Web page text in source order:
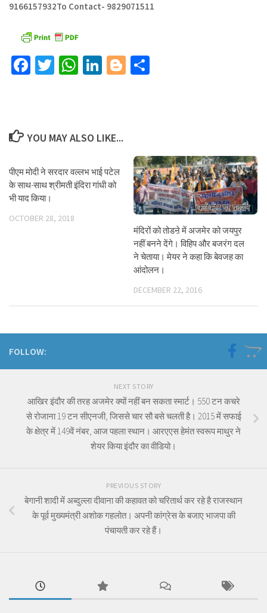
9166157932To Contact- 9829071511
Facebook
TwitterWhatsApp
LinkedIn
Blogger
YOU MAY ALSO LIKE...
पीएम मोदी ने सरदार वल्लभ भाई पटेल
के साथ-साथ श्रीमती इंदिरा गांधी को
भी याद किया।
OCTOBER 28, 2018
मंदिरों को तोडऩे में अजमेर को जयपुर
नहीं बनने देंगे। विहिप और बजरंग दल
ने चेताया। मेयर ने कहा कि बेवजह का
आंदोलन।
DECEMBER 22, 2016
FOLLOW:
NEXT STORY
आखिर इंदौर की तरह अजमेर क्यों नहीं बन सकता स्मार्ट। 550 टन कचरे
से रोजाना 19 टन सीएनजी, जिससे चार सौ बसे चलती है। 2015 में सफाई
के क्षेत्र में 149वें नंबर, आज पहला स्थान। आरएएस हेमंत स्वरूप माथुर ने
शेयर किया इंदौर का वीडियो।
PREVIOUS STORY
बेगानी शादी में अब्दुल्ला दीवाना की कहावत को चरितार्थ कर रहे है राजस्थान
के पूर्व मुख्यमंत्री अशोक गहलोत। अपनी कांग्रेस के बजाए भाजपा की
पंचायती कर रहे हैं।